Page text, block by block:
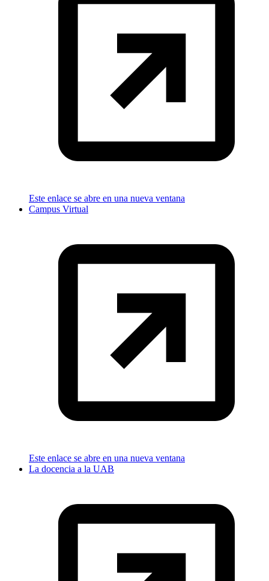
Este enlace se abre en una nueva ventana
Campus Virtual
Este enlace se abre en una nueva ventana
La docencia a la UAB